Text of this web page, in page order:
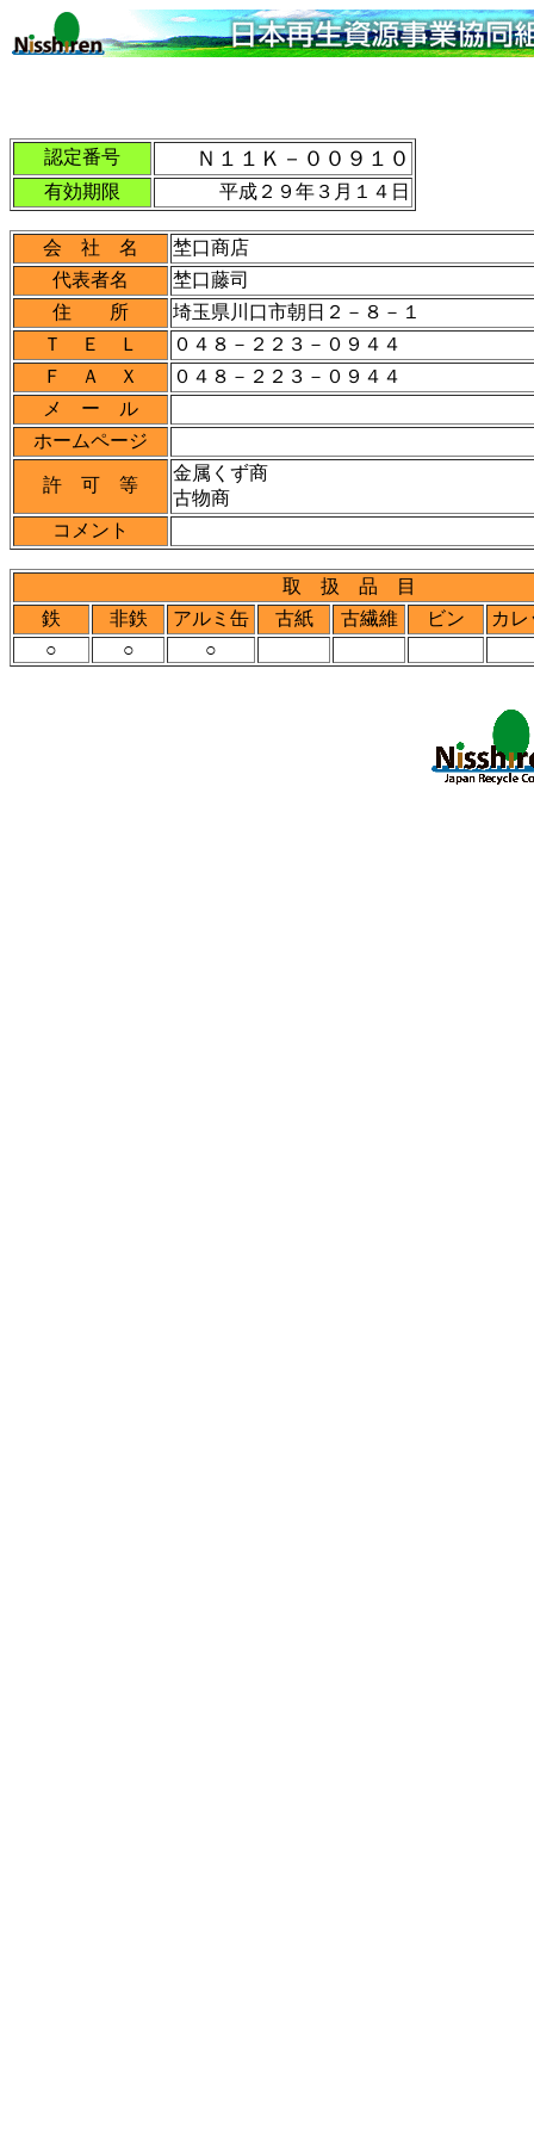
認定番号 Ｎ１１Ｋ－００９１０
有効期限 平成２９年３月１４日
会 社 名
埜口商店
代表者名
埜口藤司
住 所
埼玉県川口市朝日２－８－１
Ｔ Ｅ Ｌ
０４８－２２３－０９４４
Ｆ Ａ Ｘ
０４８－２２３－０９４４
メ ー ル
ホームページ
許 可 等
金属くず商
古物商
コメント
取 扱 品 目
鉄
非鉄 アルミ缶 古紙 古繊維 ビン
カレ
○
○ ○